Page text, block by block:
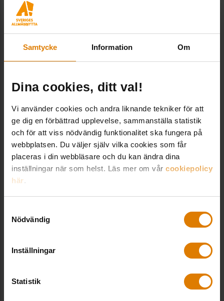
Samtycke Information Om
Dina cookies, ditt val!
Vi använder cookies och andra liknande tekniker för att
ge dig en förbättrad upplevelse, sammanställa statistik
och för att viss nödvändig funktionalitet ska fungera på
webbplatsen. Du väljer själv vilka cookies som får
placeras i din webbläsare och du kan ändra dina
inställningar när som helst. Läs mer om vår cookiepolicy
här.
Nödvändig
Inställningar
Statistik
Klimatanpassning
för bostadsföretag
Webbinarium 8 maj
Välkommen till ett webbinarium där vi går
igenom vägledningen”Klimatanpassning
av bostadsföretag”. Kursen är utformad
för att ge dig grundläggande verktyg för
att identifiera klimatriskerna på era
fastigheter, organisera
tänkbara åtgärder.